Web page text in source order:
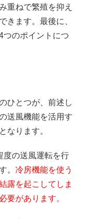
重ねで繁殖を抑え
きます。最後に、
つのポイントにつ
ひとつが、前述し
送風機能を活用す
なります。
度の送風運転を行
。 冷房機能を使う
露を起こしてしま
要があります。